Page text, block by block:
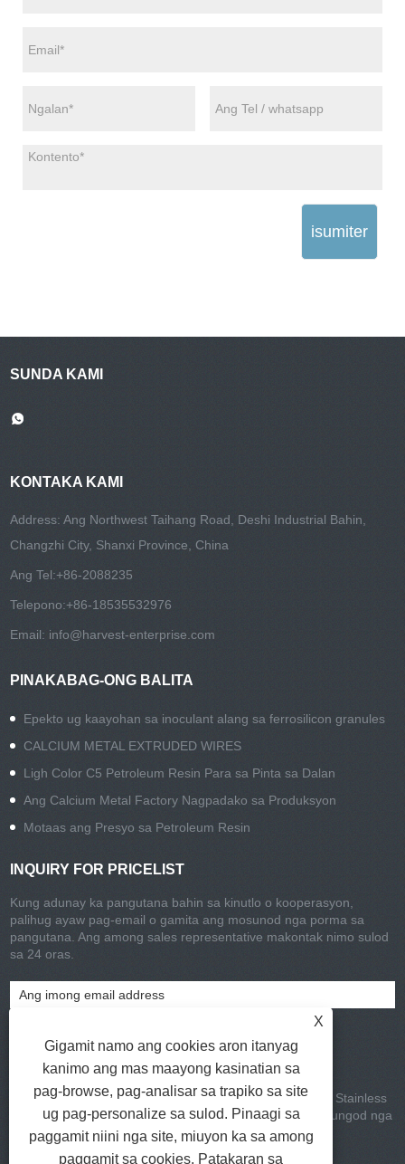
isumiter
X
Gigamit namo ang cookies aron itanyag
kanimo ang mas maayong kasinatian sa
pag-browse, pag-analisar sa trapiko sa site
ug pag-personalize sa sulod. Pinaagi sa
paggamit niini nga site, miuyon ka sa among
paggamit sa cookies. Patakaran sa
SUNDA KAMI
KONTAKA KAMI
Address: Ang Northwest Taihang Road, Deshi Industrial Bahin,
Changzhi City, Shanxi Province, China
Ang Tel:+86-2088235
Telepono:+86-18535532976
Email: info@harvest-enterprise.com
PINAKABAG-ONG BALITA
Epekto ug kaayohan sa inoculant alang sa ferrosilicon granules
CALCIUM METAL EXTRUDED WIRES
Ligh Color C5 Petroleum Resin Para sa Pinta sa Dalan
Ang Calcium Metal Factory Nagpadako sa Produksyon
Motaas ang Presyo sa Petroleum Resin
INQUIRY FOR PRICELIST
Kung adunay ka pangutana bahin sa kinutlo o kooperasyon,
palihug ayaw pag-email o gamita ang mosunod nga porma sa
pangutana. Ang among sales representative makontak nimo sulod
sa 24 oras.
Copyright © 2022 Jinlida Metal Materials Co, Ltd. - Ang Stainless
Petroleum Resins, Rosin Ester, Glass Bead -all mga katungod nga
gitagana.
Mga link|Sitemap|RSS|XML